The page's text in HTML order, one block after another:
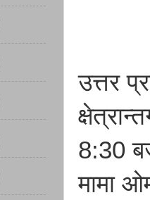
उत्तर
8:30
मामा